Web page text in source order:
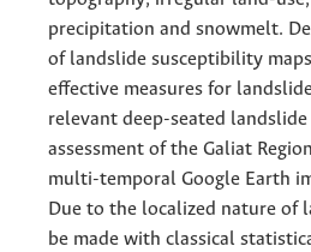
precipitation and snowmelt.
of landslide susceptibility
effective measures for
relevant deep-seated
assessment of the Galiat
multi-temporal Google Earth
Due to the localized nature of
be made with classical